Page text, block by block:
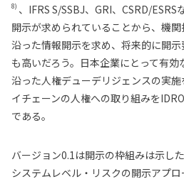
8) 、IFRS S/SSBJ、GRI、CSRD/
開示が求められていることから、機
沿った情報開示を求め、将来的に開
も高いだろう。日本企業にとって有
沿った人権デューデリジェンスの実
イチェーンの人権への取り組みを
である。
バージョン0.1は開示の枠組みは示し
システムレベル・リスクの開示アプ